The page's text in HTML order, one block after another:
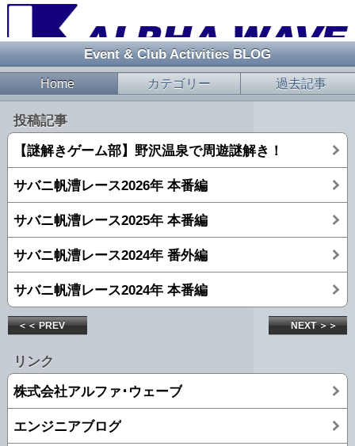
Event & Club Activities BLOG
Home カテゴリー 過去記事
投稿記事
【謎解きゲーム部】野沢温泉で周遊謎解き！
サバニ帆漕レース2026年 本番編
サバニ帆漕レース2025年 本番編
サバニ帆漕レース2024年 番外編
サバニ帆漕レース2024年 本番編
＜＜ PREV NEXT ＞＞
リンク
株式会社アルファ･ウェーブ
エンジニアブログ